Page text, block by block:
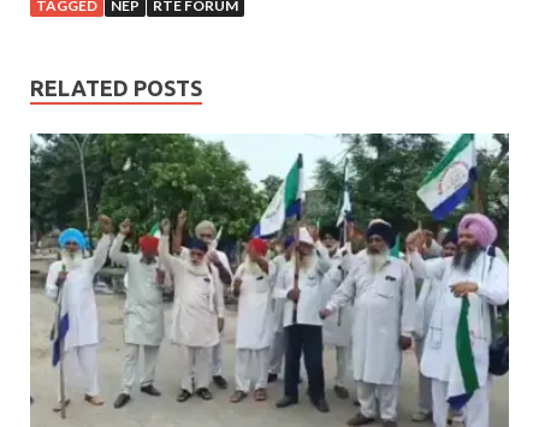
TAGGED NEP RTE FORUM
RELATED POSTS